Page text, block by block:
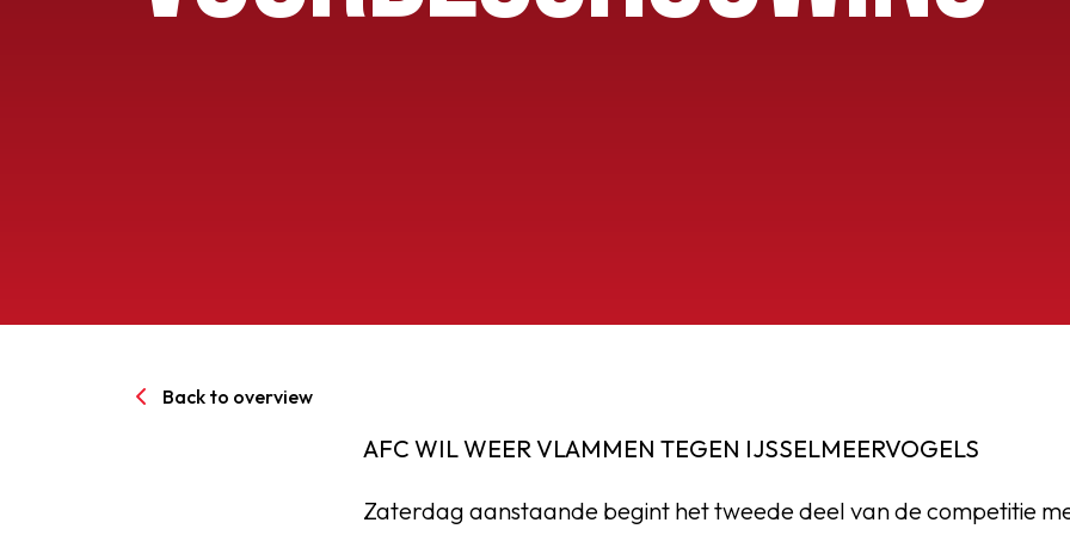
Senioren
SPORTPARK GOED GENOEG
LIDMAATSCHAP
Back to overview
AFC WIL WEER VLAMMEN TEGEN IJSSELMEERVOGELS
Zaterdag aanstaande begint het tweede deel van de competitie